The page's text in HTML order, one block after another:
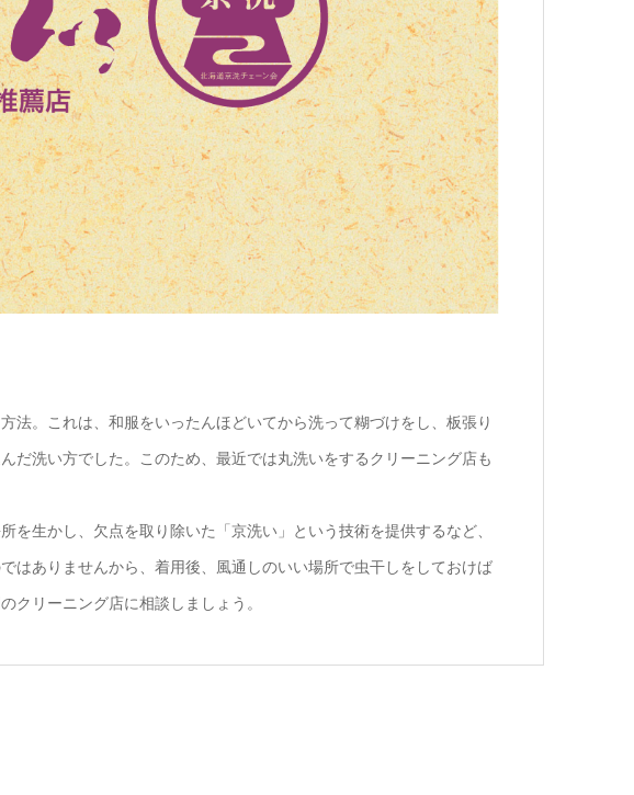
。これは、和服をいったんほどいてから洗って糊づけをし、板張り
だ洗い方でした。このため、最近では丸洗いをするクリーニング店も
生かし、欠点を取り除いた「京洗い」という技術を提供するなど、
はありませんから、着用後、風通しのいい場所で虫干しをしておけば
リーニング店に相談しましょう。